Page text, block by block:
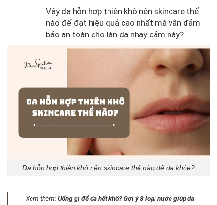
Vậy da hỗn hợp thiên khô nên skincare thế
nào để đạt hiệu quả cao nhất mà vẫn đảm
bảo an toàn cho làn da nhạy cảm này?
Da hỗn hợp thiên khô nên skincare thế nào để da khỏe?
Xem thêm:Uống gì để da hết khô? Gợi ý 8 loại nước giúp da